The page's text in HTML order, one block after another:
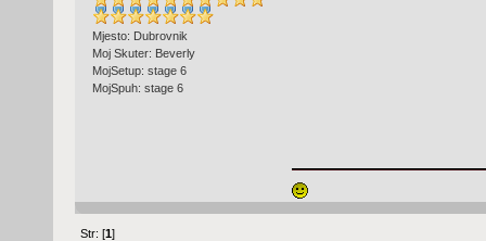
Mjesto: Dubrovnik
Moj Skuter: Beverly
MojSetup: stage 6
MojSpuh: stage 6
Str: [1]